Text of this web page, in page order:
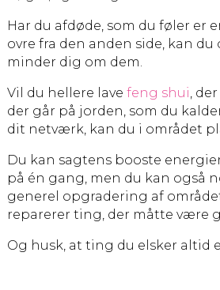
Har du afdøde, som du føler er
ovre fra den anden side, kan
minder dig om dem.
Vil du hellere lave feng shui,
der går på jorden, som du
dit netværk, kan du i området
Du kan sagtens booste
på én gang, men du kan også
generel opgradering af
reparerer ting, der måtte være
Og husk, at ting du elsker altid